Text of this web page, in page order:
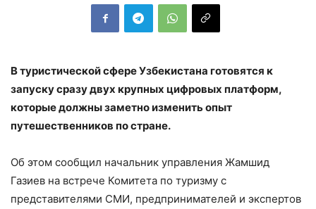
В туристической сфере Узбекистана готовятся к
запуску сразу двух крупных цифровых платформ,
которые должны заметно изменить опыт
путешественников по стране.
Об этом сообщил начальник управления Жамшид
Газиев на встрече Комитета по туризму с
представителями СМИ, предпринимателей и экспертов